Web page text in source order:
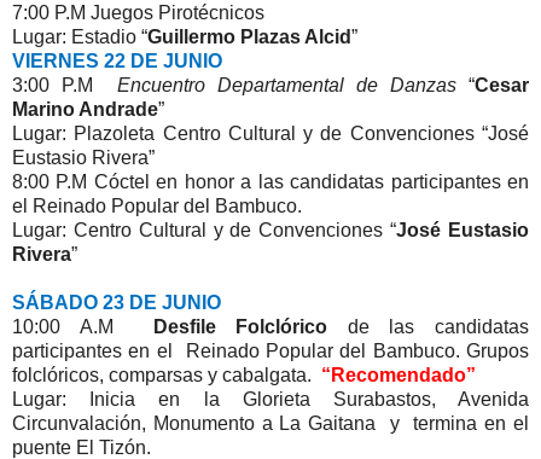
7:00 P.M Juegos Pirotécnicos
Lugar: Estadio “Guillermo Plazas Alcid”
VIERNES 22 DE JUNIO
3:00 P.M Encuentro Departamental de Danzas “Cesar
Marino Andrade”
Lugar: Plazoleta Centro Cultural y de Convenciones “José
Eustasio Rivera”
8:00 P.M Cóctel en honor a las candidatas participantes en
el Reinado Popular del Bambuco.
Lugar: Centro Cultural y de Convenciones “José Eustasio
Rivera”
SÁBADO 23 DE JUNIO
10:00 A.M
Desfile Folclórico de las candidatas
participantes en el Reinado Popular del Bambuco. Grupos
folclóricos, comparsas y cabalgata. “Recomendado”
Lugar: Inicia en la Glorieta Surabastos, Avenida
Circunvalación, Monumento a La Gaitana y termina en el
puente El Tizón.